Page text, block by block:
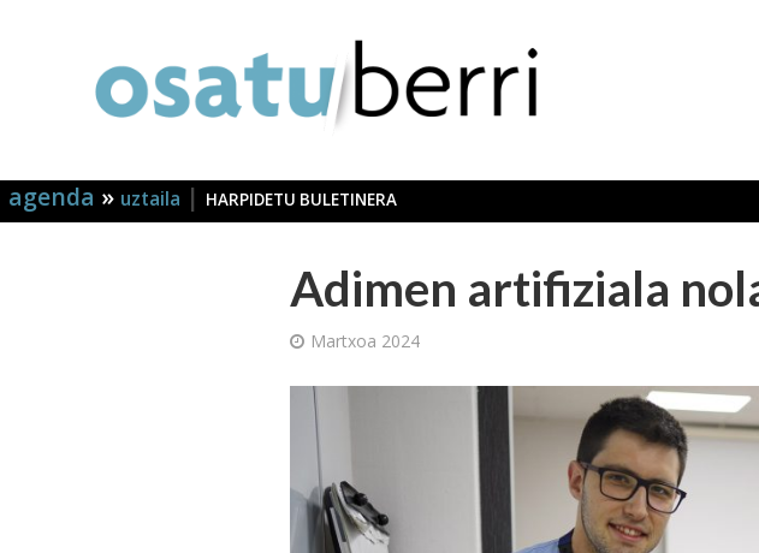
agenda » uztaila | HARPIDETU BULETINERA
Adimen artifiziala
Martxoa 2024